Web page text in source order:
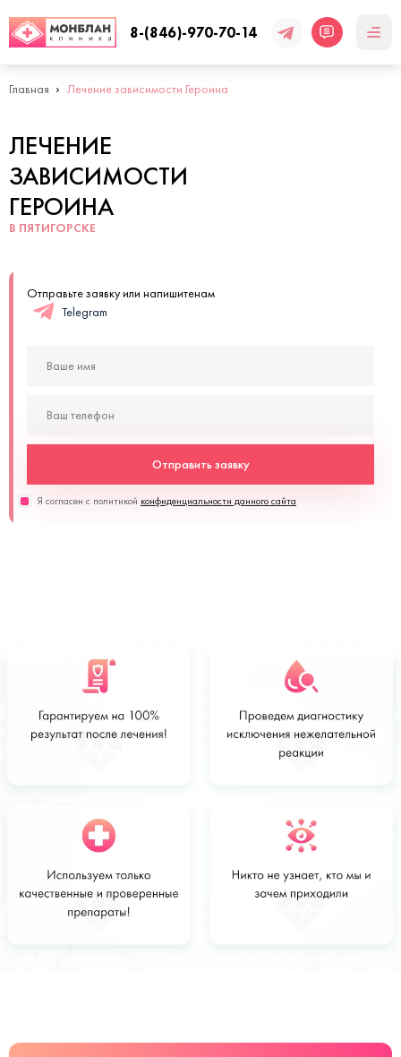
8-(846)-970-70-14
Главная Лечение зависимости Героина
ЛЕЧЕНИЕ
ЗАВИСИМОСТИ
ГЕРОИНА
В ПЯТИГОРСКЕ
Отправьте заявку или напишитенам
Telegram
Отправить заявку
Я согласен с политикой конфиденциальности данного сайта
Стоимость
от 28 000
Заказать